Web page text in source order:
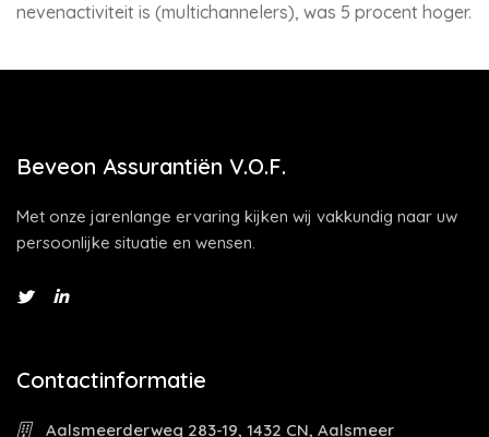
nevenactiviteit is (multichannelers), was 5 procent hoger.
Beveon Assurantiën V.O.F.
Met onze jarenlange ervaring kijken wij vakkundig naar uw
persoonlijke situatie en wensen.
Contactinformatie
Aalsmeerderweg 283-19, 1432 CN, Aalsmeer